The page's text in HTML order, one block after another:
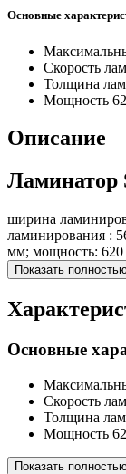
Основные
Скорость
Толщина
Мощность
Описание
Ламинатор
ширина
ламинирования :
мм; мощность:
Показать
Основные
Скорость
Толщина
Мощность
Показать